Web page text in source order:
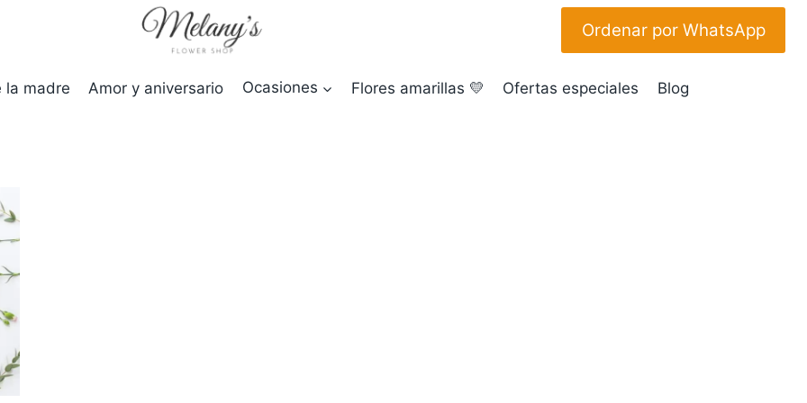
Ordenar por WhatsApp
la madre Amor y aniversario Ocasiones Flores amarillas 💛 Ofertas especiales Blog